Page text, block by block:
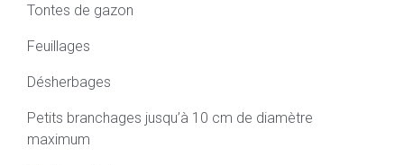
Tontes de gazon
Feuillages
Désherbages
Petits branchages jusqu’à 10 cm de diamètre
maximum